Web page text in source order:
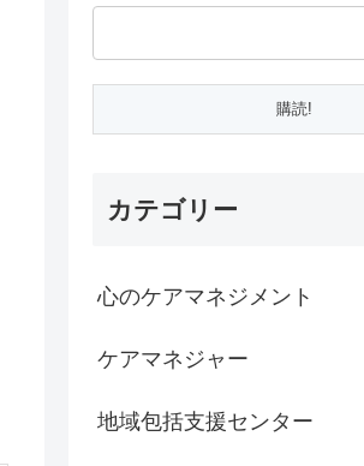
カテゴリー
心のケアマネジメント
ケアマネジャー
地域包括支援センター